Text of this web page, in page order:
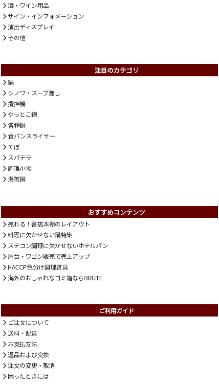
酒・ワイン用品
サイン・インフォメーション
演出ディスプレイ
その他
注目のカテゴリ
鍋
シノワ・スープ漉し
攪拌機
やっとこ鍋
各種鍋
食パンスライサー
てぼ
スパテラ
調理小物
湯煎鍋
おすすめコンテンツ
売れる！書店本棚のレイアウト
料理に欠かせない鍋特集
スチコン調理に欠かせないホテルパン
屋台・ワゴン販売で売上アップ
HACCP色分け調理道具
海外のおしゃれなゴミ箱ならBRUTE
ご利用ガイド
ご注文について
送料・配送
お支払方法
返品および交換
注文の変更・取消
困ったときには